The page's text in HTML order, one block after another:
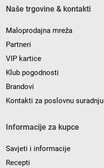
Naše trgovine & kontakti
Maloprodajna mreža
Partneri
VIP kartice
Klub pogodnosti
Brandovi
Kontakti za poslovnu suradnju
Informacije za kupce
Savjeti i informacije
Recepti